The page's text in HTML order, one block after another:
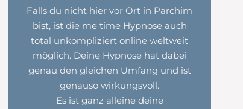
Falls du nicht hier vor Ort in Parchim
bist, ist die me time Hypnose auch
total unkompliziert online weltweit
möglich. Deine Hypnose hat dabei
genau den gleichen Umfang und ist
genauso wirkungsvoll.
Es ist ganz alleine deine